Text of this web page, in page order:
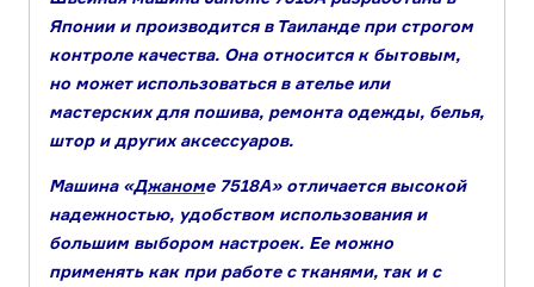
Японии и производится в Таиланде при строгом
контроле качества. Она относится к бытовым,
но может использоваться в ателье или
мастерских для пошива, ремонта одежды, белья,
штор и других аксессуаров.
Машина «Джаноме 7518A» отличается высокой
надежностью, удобством использования и
большим выбором настроек. Ее можно
применять как при работе с тканями, так и с